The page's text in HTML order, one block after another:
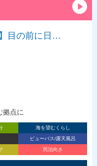
目の前に日…
拠点に
海を望むくらし
ビューバス/露天風呂
民泊向き